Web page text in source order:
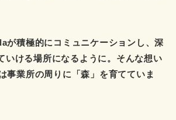
が積極的にコミュニケーションし、深
いける場所になるように。そんな想い
事業所の周りに「森」を育てていま